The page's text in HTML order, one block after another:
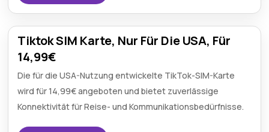
Tiktok SIM Karte, Nur Für Die USA, Für
14,99€
Die für die USA-Nutzung entwickelte TikTok-SIM-Karte
wird für 14,99€ angeboten und bietet zuverlässige
Konnektivität für Reise- und Kommunikationsbedürfnisse.